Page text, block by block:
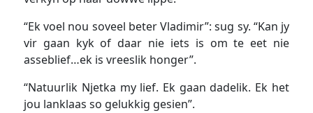
“Ek voel nou soveel beter Vladimir”: sug sy. “Kan jy
vir gaan kyk of daar nie iets is om te eet nie
asseblief…ek is vreeslik honger”.
“Natuurlik Njetka my lief. Ek gaan dadelik. Ek het
jou lanklaas so gelukkig gesien”.